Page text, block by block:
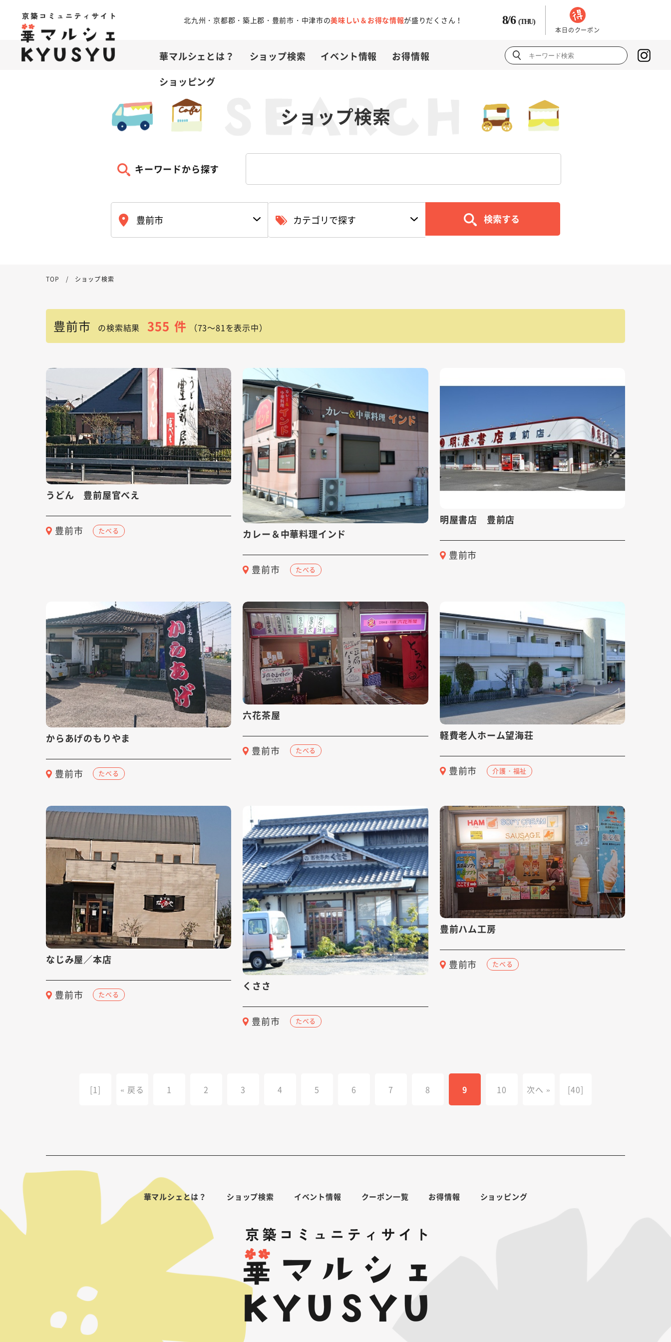
北九州・京都郡・築上郡・豊前市・中津市の美味しい＆お得な情報が盛りだくさん！ 8/6 (THU)
本日のクーポン
華マルシェとは？ ショップ検索 イベント情報
お得情報
ショッピング
ショップ検索
キーワードから探す
検索する
TOP ショップ検索
豊前市 の検索結果 355 件 （73～81を表示中）
うどん 豊前屋官べえ
豊前市 たべる カレー＆中華料理インド
豊前市 たべる
明屋書店 豊前店
豊前市
からあげのもりやま
豊前市 たべる
六花茶屋
豊前市 たべる
軽費老人ホーム望海荘
豊前市 介護・福祉
なじみ屋／本店
豊前市 たべる
くささ
豊前市 たべる
豊前ハム工房
豊前市 たべる
[1] « 戻る 1 2 3 4 5 6 7 8 9 10 次へ » [40]
華マルシェとは？ ショップ検索 イベント情報 クーポン一覧 お得情報 ショッピング